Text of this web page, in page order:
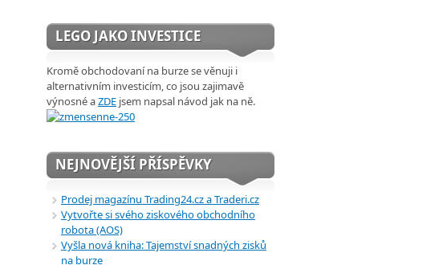
LEGO JAKO INVESTICE
Kromě obchodovaní na burze se věnuji i
alternativním investicím, co jsou zajimavě
výnosné aZDE jsem napsal návod jak na ně.
NEJNOVĚJŠÍ PŘÍSPĚVKY
Prodej magazínu Trading24.cz a Traderi.cz
Vytvořte si svého ziskového obchodního
robota (AOS)
Vyšla nová kniha: Tajemství snadných zisků
na burze